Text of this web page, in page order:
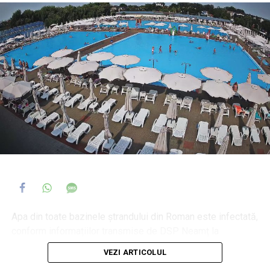
interior.
Cele două persoane au fost evaluate și asistate medical
de echipajul SMURD. Ulterior, femeia a fost transportată la
spital pentru investigații și tratament de specialitate.
Pompierii au asigurat totodată măsurile specifice de
prevenire și stingere a incendiilor la locul accidentului.
Din fericire, incidentul nu s-a soldat cu victime decedate.
solicitarea redacției Roman TV, cuPseudomonas
aeruginosa.
VEZI ARTICOLUL